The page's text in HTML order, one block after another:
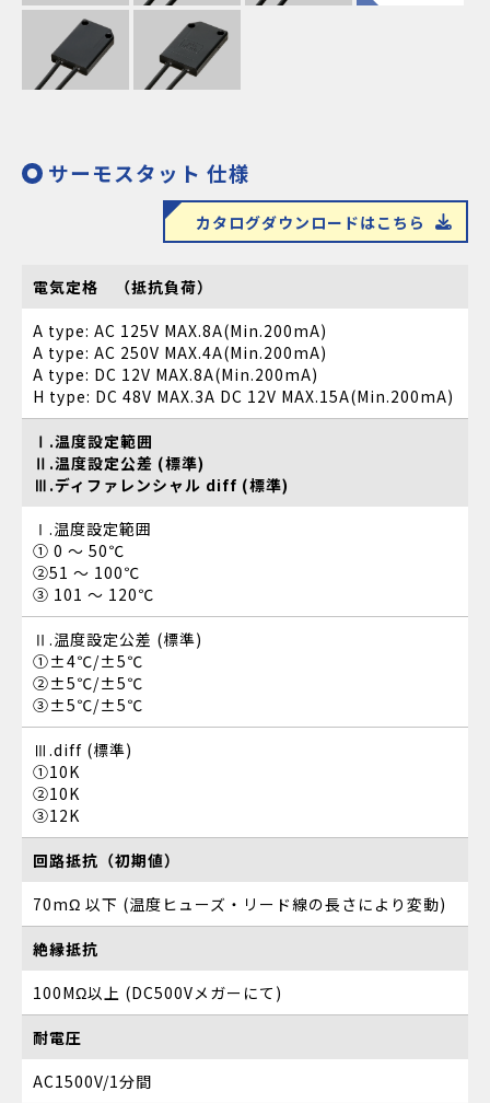
サーモスタット 仕様
カタログダウンロードはこちら
電気定格 （抵抗負荷）
A type: AC 125V MAX.8A(Min.200mA)
A type: AC 250V MAX.4A(Min.200mA)
A type: DC 12V MAX.8A(Min.200mA)
H type: DC 48V MAX.3A DC 12V MAX.15A(Min.200mA)
Ⅰ.温度設定範囲
Ⅱ.温度設定公差 (標準)
Ⅲ.ディファレンシャル diff (標準)
Ⅰ.温度設定範囲
① 0 ～ 50℃
②51 ～ 100℃
③ 101 ～ 120℃
Ⅱ.温度設定公差 (標準)
①±4℃/±5℃
②±5℃/±5℃
③±5℃/±5℃
Ⅲ.diff (標準)
①10K
②10K
③12K
回路抵抗（初期値）
70mΩ 以下 (温度ヒューズ・リード線の長さにより変動)
絶縁抵抗
100MΩ以上 (DC500Vメガーにて)
耐電圧
AC1500V/1分間